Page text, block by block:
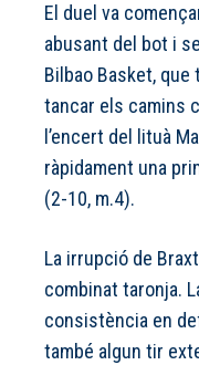
El duel va
abusant del bot i
Bilbao Basket,
tancar els camins
l’encert del lituà
ràpidament una
(2-10, m.4).
La irrupció de
combinat taronja.
consistència en
també algun tir